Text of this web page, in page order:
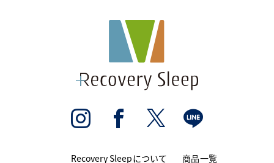
Recovery Sleepについて 商品一覧